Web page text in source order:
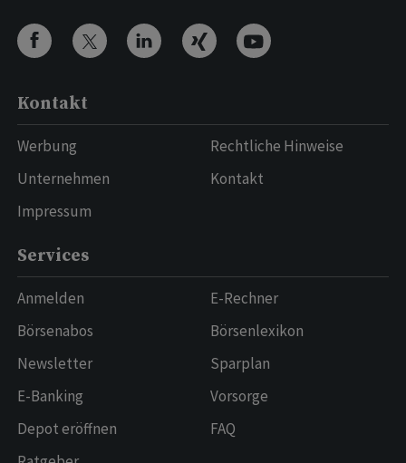
Kontakt
Werbung
Unternehmen
Impressum
Rechtliche Hinweise
Kontakt
Services
Anmelden
Börsenabos
Newsletter
E-Banking
Depot eröffnen
E-Rechner
Börsenlexikon
Sparplan
Vorsorge
FAQ